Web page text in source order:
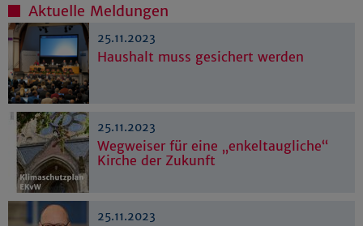
Aktuelle Meldungen
25.11.2023
Haushalt muss gesichert werden
25.11.2023
Wegweiser für eine „enkeltaugliche“
Kirche der Zukunft
25.11.2023